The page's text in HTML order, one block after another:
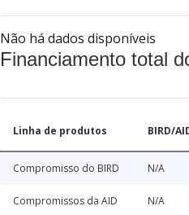
Não há dados disponíveis
Financiamento total
Linha de produtos BIRD/
Compromisso do BIRD N/A
Compromissos da AID N/A